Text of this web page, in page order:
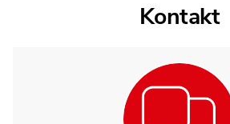
Kontakt